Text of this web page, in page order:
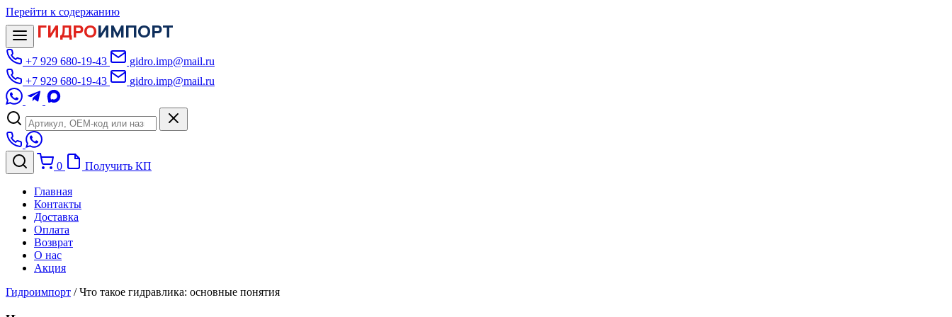
Перейти к содержанию
ГИДРОИМПОРТ
+7 929 680-19-43
gidro.imp@mail.ru
+7 929 680-19-43
gidro.imp@mail.ru
0 Получить КП
Главная
Контакты
Доставка
Оплата
Возврат
О нас
Акция
Гидроимпорт /Что такое гидравлика: основные понятия